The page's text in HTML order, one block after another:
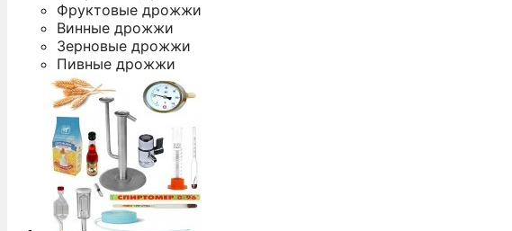
Фруктовые дрожжи
Винные дрожжи
Зерновые дрожжи
Пивные дрожжи